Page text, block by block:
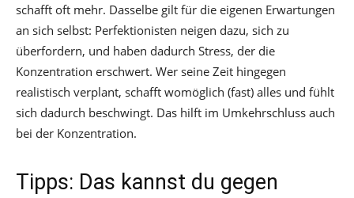
schafft oft mehr. Dasselbe gilt für die eigenen Erwartungen
an sich selbst: Perfektionisten neigen dazu, sich zu
überfordern, und haben dadurch Stress, der die
Konzentration erschwert. Wer seine Zeit hingegen
realistisch verplant, schafft womöglich (fast) alles und fühlt
sich dadurch beschwingt. Das hilft im Umkehrschluss auch
bei der Konzentration.
Tipps: Das kannst du gegen